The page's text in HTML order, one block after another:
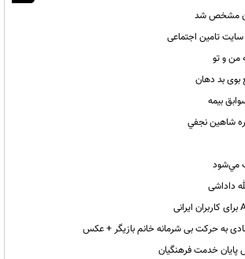
مشخص شد
تامین اجتماعی
و تو
بیمه
شاهين نجفي
مي‌شود
داداشی
به حرکت بی شرمانه خانم بازیگر + عکس